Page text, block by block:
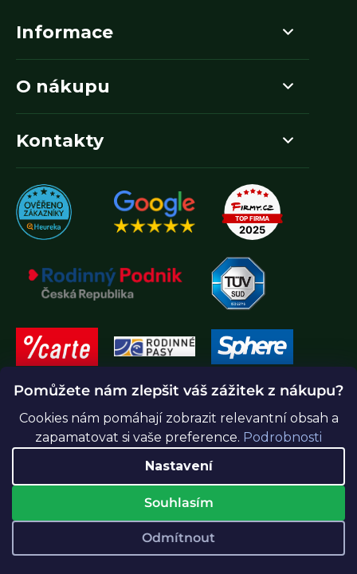
Pomůžete nám zlepšit váš zážitek z nákupu?
Cookies nám pomáhají zobrazit relevantní obsah a
zapamatovat si vaše preference. Podrobnosti
Nastavení
Odmítnout
Souhlasím
Informace
O nákupu
Kontakty
Vytvořil Shoptet Premium
Greenidea.cz. Všechna práva vyhrazena.
Upravit nastavení cookies